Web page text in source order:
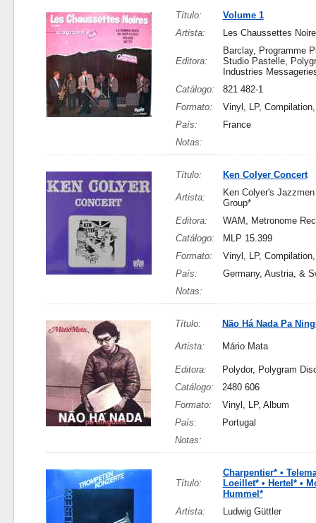
Título:
Volume 1
Artista:
Les Chaussettes
Editora:
Barclay, Programme
Studio Pastelle,
Industries
Catálogo:
821 482-1
Formato:
Vinyl, LP,
País:
France
Notas:
Título: Ken Colyer Concert
Artista:
Ken Colyer's
Group*
Editora:
WAM, Metronome
Catálogo:
MLP 15.399
Formato:
Vinyl, LP,
País:
Germany, Austria, &
Notas:
Título: Não Há Nada Pa
Artista: Mário Mata
Editora:
Polydor, Polygram
Catálogo:
2480 606
Formato:
Vinyl, LP, Album
País:
Portugal
Notas:
Título:
Charpentier* •
Loeillet* • Hertel* •
Hummel*
Artista:
Ludwig Güttler